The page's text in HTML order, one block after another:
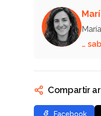
…
Compartir
Facebook